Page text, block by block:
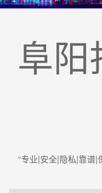
阜阳
“专业|安全|隐私|靠谱